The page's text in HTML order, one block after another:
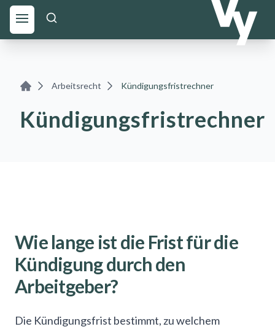
Arbeitsrecht Kündigungsfristrechner
Kündigungsfristrechner
Wie lange ist die Frist für die
Kündigung durch den
Arbeitgeber?
Die Kündigungsfrist bestimmt, zu welchem